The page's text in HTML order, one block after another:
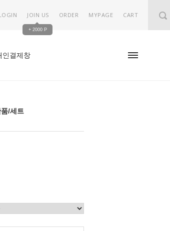
JOIN US
+ 2000 P
ORDER MYPAGE CART
인결제창
/세트